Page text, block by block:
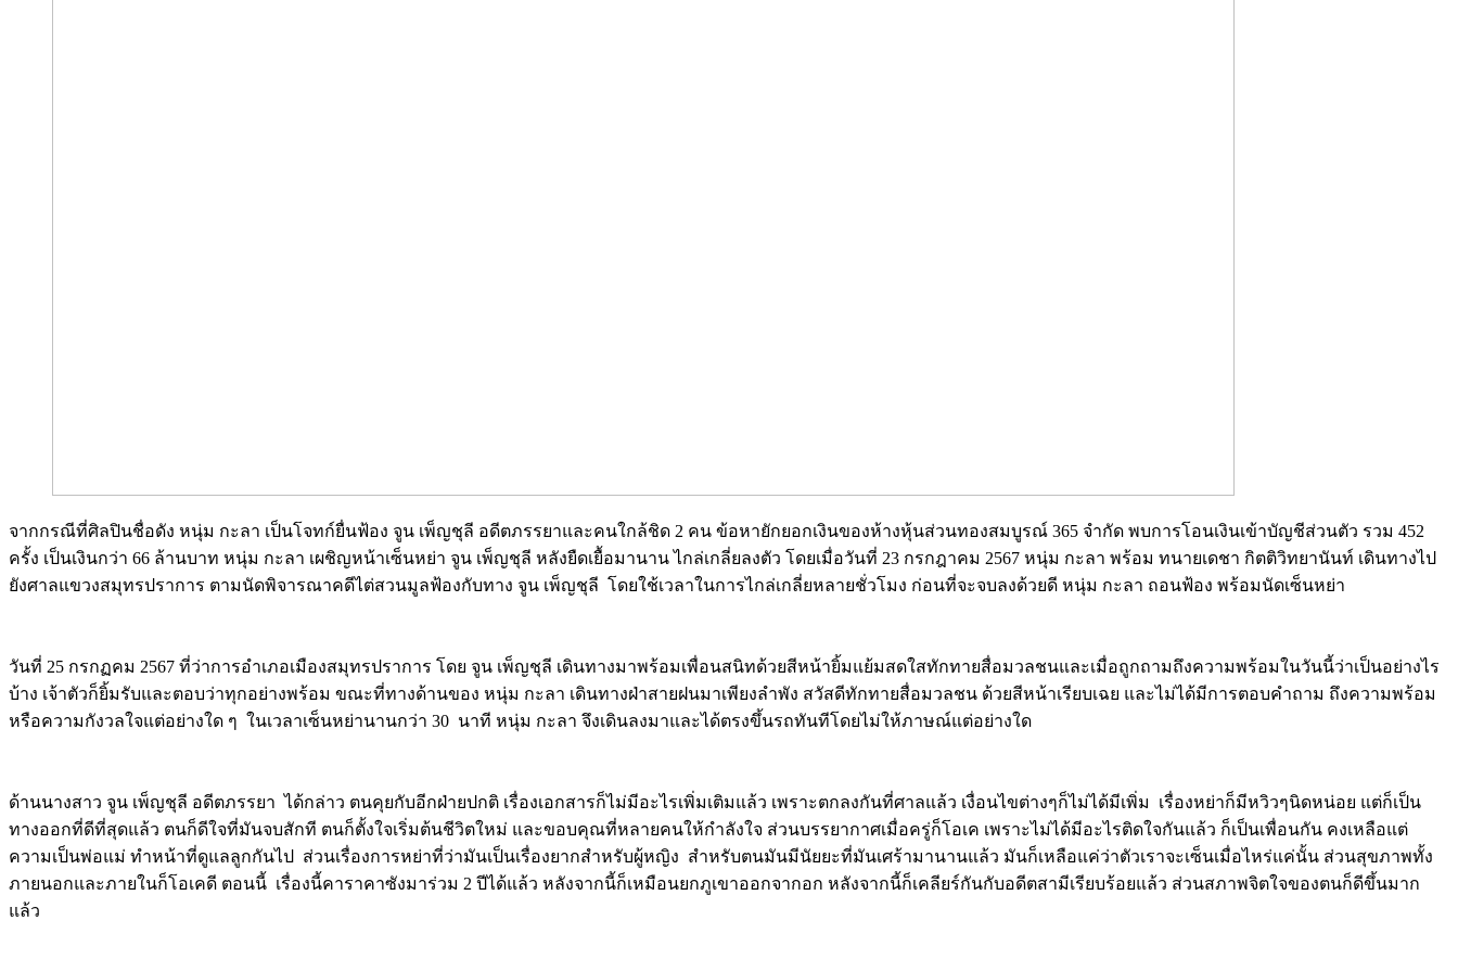
จากกรณีที่ศิลปินชื่อดัง หนุ่ม กะลา เป็นโจทก์ยื่นฟ้อง จูน เพ็ญชุลี อดีตภรรยาและคนใกล้ชิด 2 คน ข้อหายักยอกเงินของห้างหุ้นส่วนทองสมบูรณ์ 365 จำกัด พบการโอนเงินเข้าบัญชีส่วนตัว รวม 452
ครั้ง เป็นเงินกว่า 66 ล้านบาท หนุ่ม กะลา เผชิญหน้าเซ็นหย่า จูน เพ็ญชุลี หลังยืดเยื้อมานาน ไกล่เกลี่ยลงตัว โดยเมื่อวันที่ 23 กรกฎาคม 2567 หนุ่ม กะลา พร้อม ทนายเดชา กิตติวิทยานันท์ เดินทางไป
ยังศาลแขวงสมุทรปราการ ตามนัดพิจารณาคดีไต่สวนมูลฟ้องกับทาง จูน เพ็ญชุลี โดยใช้เวลาในการไกล่เกลี่ยหลายชั่วโมง ก่อนที่จะจบลงด้วยดี หนุ่ม กะลา ถอนฟ้อง พร้อมนัดเซ็นหย่า
วันที่ 25 กรกฏคม 2567 ที่ว่าการอำเภอเมืองสมุทรปราการ โดย จูน เพ็ญชุลี เดินทางมาพร้อมเพื่อนสนิทด้วยสีหน้ายิ้มแย้มสดใสทักทายสื่อมวลชนและเมื่อถูกถามถึงความพร้อมในวันนี้ว่าเป็นอย่างไร
บ้าง เจ้าตัวก็ยิ้มรับและตอบว่าทุกอย่างพร้อม ขณะที่ทางด้านของ หนุ่ม กะลา เดินทางฝ่าสายฝนมาเพียงลำพัง สวัสดีทักทายสื่อมวลชน ด้วยสีหน้าเรียบเฉย และไม่ได้มีการตอบคำถาม ถึงความพร้อม
หรือความกังวลใจแต่อย่างใด ๆ ในเวลาเซ็นหย่านานกว่า 30 นาที หนุ่ม กะลา จึงเดินลงมาและได้ตรงขึ้นรถทันทีโดยไม่ให้ภาษณ์แต่อย่างใด
ด้านนางสาว จูน เพ็ญชุลี อดีตภรรยา ได้กล่าว ตนคุยกับอีกฝ่ายปกติ เรื่องเอกสารก็ไม่มีอะไรเพิ่มเติมแล้ว เพราะตกลงกันที่ศาลแล้ว เงื่อนไขต่างๆก็ไม่ได้มีเพิ่ม เรื่องหย่าก็มีหวิวๆนิดหน่อย แต่ก็เป็น
ทางออกที่ดีที่สุดแล้ว ตนก็ดีใจที่มันจบสักที ตนก็ตั้งใจเริ่มต้นชีวิตใหม่ และขอบคุณที่หลายคนให้กำลังใจ ส่วนบรรยากาศเมื่อครู่ก็โอเค เพราะไม่ได้มีอะไรติดใจกันแล้ว ก็เป็นเพื่อนกัน คงเหลือแต่
ความเป็นพ่อแม่ ทำหน้าที่ดูแลลูกกันไป ส่วนเรื่องการหย่าที่ว่ามันเป็นเรื่องยากสำหรับผู้หญิง สำหรับตนมันมีนัยยะที่มันเศร้ามานานแล้ว มันก็เหลือแค่ว่าตัวเราจะเซ็นเมื่อไหร่แค่นั้น ส่วนสุขภาพทั้ง
ภายนอกและภายในก็โอเคดี ตอนนี้ เรื่องนี้คาราคาซังมาร่วม 2 ปีได้แล้ว หลังจากนี้ก็เหมือนยกภูเขาออกจากอก หลังจากนี้ก็เคลียร์กันกับอดีตสามีเรียบร้อยแล้ว ส่วนสภาพจิตใจของตนก็ดีขึ้นมาก
แล้ว